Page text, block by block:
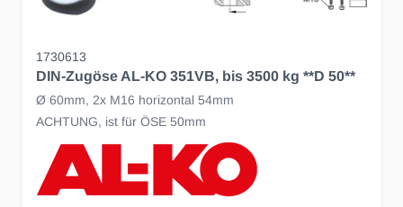
1730613
DIN-Zugöse AL-KO 351VB, bis 3500 kg **D 50**
Ø 60mm, 2x M16 horizontal 54mm
ACHTUNG, ist für ÖSE 50mm